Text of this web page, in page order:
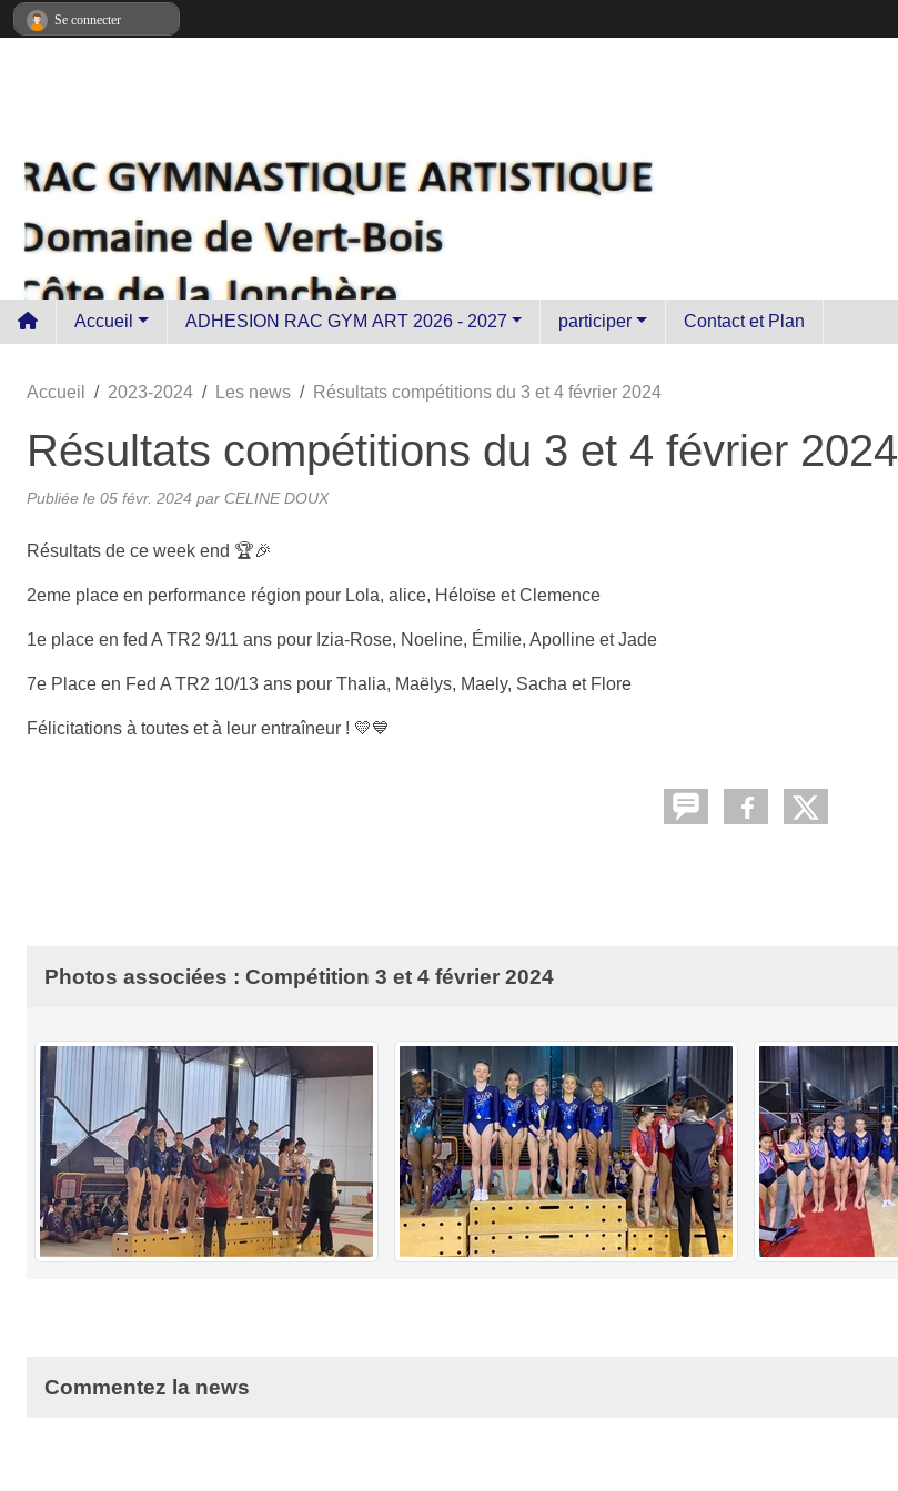
Accueil ADHESION RAC GYM ART 2026 - 2027 participer Contact et Plan
Accueil 2023-2024 Les news Résultats compétitions du 3 et 4 février 2024
Résultats compétitions du 3 et 4 février 2024
Publiée le 05 févr. 2024 par CELINE DOUX
Résultats de ce week end 🏆🎉
2eme place en performance région pour Lola, alice, Héloïse et Clemence
1e place en fed A TR2 9/11 ans pour Izia-Rose, Noeline, Émilie, Apolline et Jade
7e Place en Fed A TR2 10/13 ans pour Thalia, Maëlys, Maely, Sacha et Flore
Félicitations à toutes et à leur entraîneur ! 💛💙
Photos associées : Compétition 3 et 4 février 2024
Commentez la news
Se connecter
Panneau de gestion des cookies